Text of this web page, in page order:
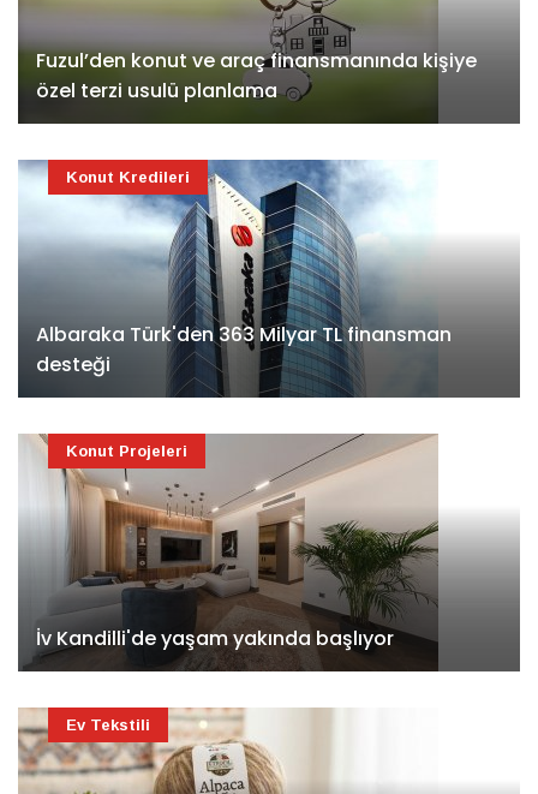
Fuzul’den konut ve araç finansmanında kişiye
özel terzi usulü planlama
Albaraka Türk'den 363 Milyar TL finansman
desteği
Konut Kredileri
İv Kandilli'de yaşam yakında başlıyor
Konut Projeleri
Ev Tekstili